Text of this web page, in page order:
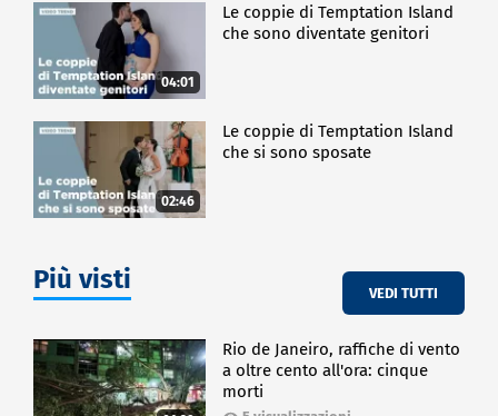
04:01
Le coppie di Temptation Island
che sono diventate genitori
02:46
Le coppie di Temptation Island
che si sono sposate
Più visti VEDI TUTTI
Rio de Janeiro, raffiche di vento
a oltre cento all'ora: cinque
morti